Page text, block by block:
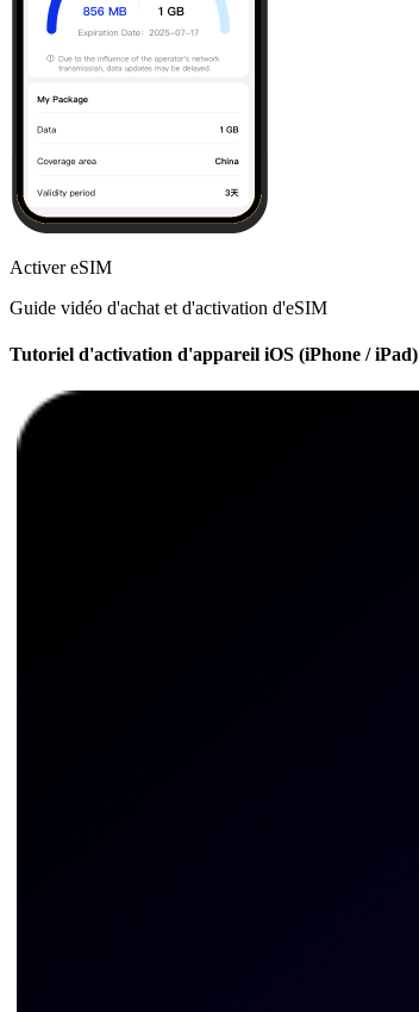
Activer eSIM
Guide vidéo d'achat et d'activation d'eSIM
Tutoriel d'activation d'appareil iOS (iPhone / iPad)